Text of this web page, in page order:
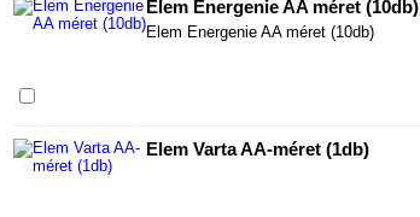
Elem Energenie AA méret (10db)
Elem Energenie AA méret (10db)
Elem Varta AA-méret (1db)